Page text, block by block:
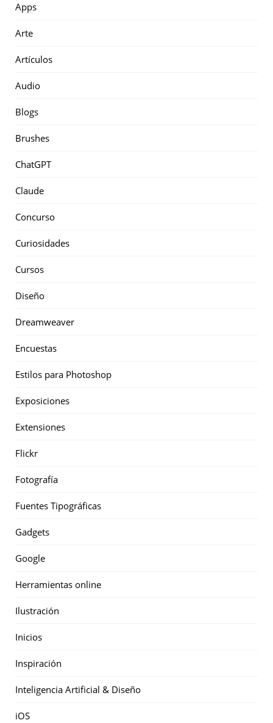
Apps
Arte
Artículos
Audio
Blogs
Brushes
ChatGPT
Claude
Concurso
Curiosidades
Cursos
Diseño
Dreamweaver
Encuestas
Estilos para Photoshop
Exposiciones
Extensiones
Flickr
Fotografía
Fuentes Tipográficas
Gadgets
Google
Herramientas online
Ilustración
Inicios
Inspiración
Inteligencia Artificial & Diseño
iOS